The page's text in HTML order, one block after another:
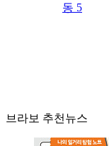
동 5
브라보 추천뉴스